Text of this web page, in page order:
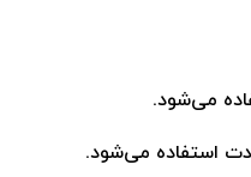
می‌شود.
استفاده می‌شود.